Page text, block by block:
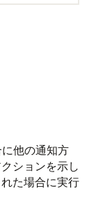
他の通知方
ションを示し
た場合に実行